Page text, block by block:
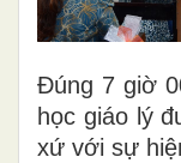
Đúng 7 giờ
học giáo lý
xứ với sự